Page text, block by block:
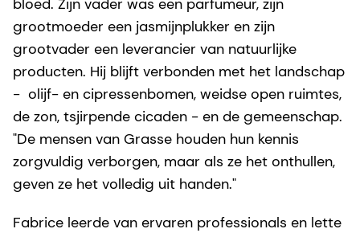
bloed. Zijn vader was een parfumeur, zijn
grootmoeder een jasmijnplukker en zijn
grootvader een leverancier van natuurlijke
producten. Hij blijft verbonden met het landschap
- olijf- en cipressenbomen, weidse open ruimtes,
de zon, tsjirpende cicaden - en de gemeenschap.
"De mensen van Grasse houden hun kennis
zorgvuldig verborgen, maar als ze het onthullen,
geven ze het volledig uit handen."
Fabrice leerde van ervaren professionals en lette